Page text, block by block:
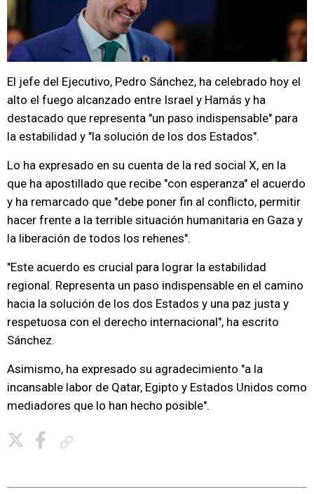
El jefe del Ejecutivo, Pedro Sánchez, ha celebrado hoy el
alto el fuego alcanzado entre Israel y Hamás y ha
destacado que representa "un paso indispensable" para
la estabilidad y "la solución de los dos Estados".
Lo ha expresado en su cuenta de la red social X, en la
que ha apostillado que recibe "con esperanza" el acuerdo
y ha remarcado que "debe poner fin al conflicto, permitir
hacer frente a la terrible situación humanitaria en Gaza y
la liberación de todos los rehenes".
"Este acuerdo es crucial para lograr la estabilidad
regional. Representa un paso indispensable en el camino
hacia la solución de los dos Estados y una paz justa y
respetuosa con el derecho internacional", ha escrito
Sánchez.
Asimismo, ha expresado su agradecimiento "a la
incansable labor de Qatar, Egipto y Estados Unidos como
mediadores que lo han hecho posible".